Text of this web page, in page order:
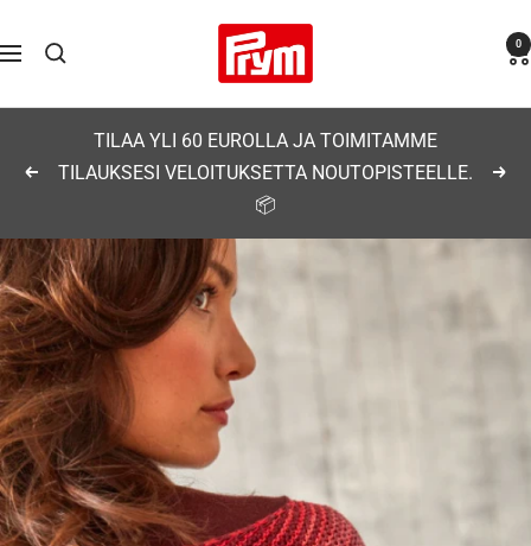
sisältöön
Navigaatio
Prym 0
Edellinen
TILAA YLI 60 EUROLLA JA TOIMITAMME
TILAUKSESI VELOITUKSETTA NOUTOPISTEELLE.
📦